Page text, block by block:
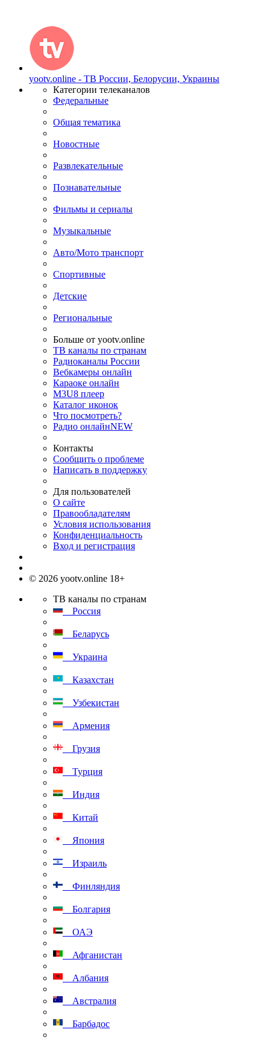
yootv.online - ТВ России, Белорусии, Украины
Категории телеканалов
Федеральные
Общая тематика
Новостные
Развлекательные
Познавательные
Фильмы и сериалы
Музыкальные
Авто/Мото транспорт
Спортивные
Детские
Региональные
Больше от yootv.online
ТВ каналы по странам
Радиоканалы России
Вебкамеры онлайн
Караоке онлайн
M3U8 плеер
Каталог иконок
Что посмотреть?
Радио онлайнNEW
Контакты
Сообщить о проблеме
Написать в поддержку
Для пользователей
О сайте
Правообладателям
Условия использования
Конфиденциальность
Вход и регистрация
© 2026 yootv.online 18+
ТВ каналы по странам
Россия
Беларусь
Украина
Казахстан
Узбекистан
Армения
Грузия
Турция
Индия
Китай
Япония
Израиль
Финляндия
Болгария
ОАЭ
Афганистан
Албания
Австралия
Барбадос